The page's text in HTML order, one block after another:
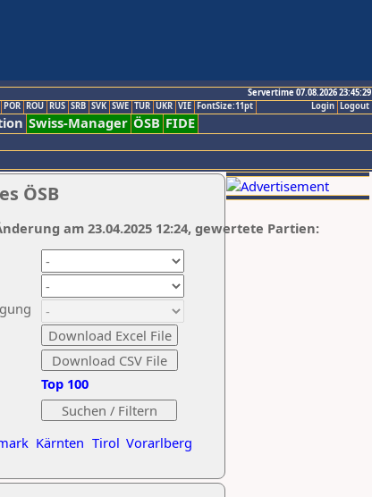
Servertime 07.08.2026 23:45:29
Logout
Login
POR ROU RUS SRB SVK SWE TUR UKR VIE FontSize:11pt
Swiss-Manager ÖSB FIDE
ÖSB
Kärnten Tirol Vorarlberg
Top 100
am 23.04.2025 12:24, gewertete Partien: